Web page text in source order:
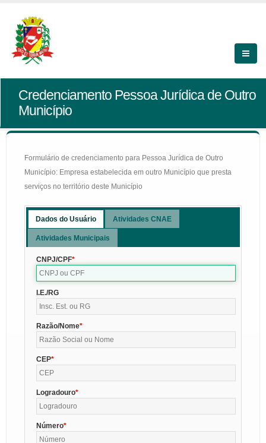
Credenciamento Pessoa Jurídica de Outro
Município
Formulário de credenciamento para Pessoa Jurídica de Outro
Município: Empresa estabelecida em outro Município que presta
serviços no território deste Município
Dados do Usuário Atividades CNAE
Atividades Municipais
CNPJ/CPF
I.E./RG
Razão/Nome
CEP
Logradouro
Número